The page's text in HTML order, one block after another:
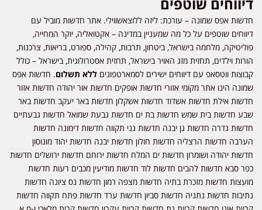
דיווחים שוטפים
חדשות אפס שמונה – עורכת: ליזה ללוצאשווילי. אתר חדשות מוביל עם
דיווחים שוטפים על כל מה שמעניין במדינה – אקטואליה, יוקר המחייה,
פוליטיקה, מלחמה בישראל, ביטחון, תרבות, קהילה, ספורט, בריאות, צרכנות,
הורות וילדים, תחזית מזג האויר בישראל, תחזית אסטרולוגית, בישראל – כולל
קבוצות ווטסאפ עם דיווחים ישירים לסמארטפונים ללא תשלום. חדשות אפס
שמונה הינו אתר מקומי אזורי חדשות אופקים חדשות אור יהודה חדשות אזור
חדשות אילת חדשות אשדוד חדשות אשקלון חדשות באר יעקב חדשות באר
שבע חדשות בית שמש חדשות בת ים חדשות גבעת שמואל חדשות גבעתיים
חדשות גדרה חדשות גן יבנה חדשות גני תקווה חדשות דימונה חדשות
הערבה חדשות הרצליה חדשות חולון חדשות יבנה חדשות יהוד מונוסון
חדשות יהודה ושומרון חדשות ים המלח חדשות ירוחם חדשות ירושלים חדשות
כפר סבא חדשות להבים חדשות לוד חדשות מודיעין מכבים רעות חדשות
מועצות חדשות מזכרת בתיה חדשות מצפה רמון חדשות נס ציונה חדשות
נתיבות חדשות נתניה חדשות סביון חדשות ערד חדשות פתח תקווה חדשות